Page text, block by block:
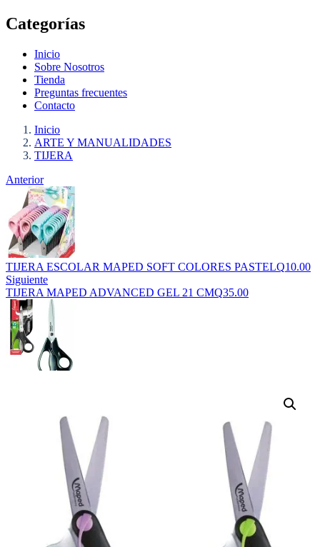
Categorías
Inicio
Sobre Nosotros
Tienda
Preguntas frecuentes
Contacto
Inicio
ARTE Y MANUALIDADES
TIJERA
Anterior
TIJERA ESCOLAR MAPED SOFT COLORES PASTELQ10.00
Siguiente
TIJERA MAPED ADVANCED GEL 21 CMQ35.00